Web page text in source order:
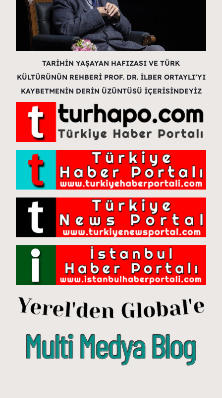
TARİHİN YAŞAYAN HAFIZASI VE TÜRK
KÜLTÜRÜNÜN REHBERİ PROF. DR. İLBER ORTAYLI’YI
KAYBETMENİN DERİN ÜZÜNTÜSÜ İÇERİSİNDEYİZ